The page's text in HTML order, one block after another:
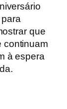
que
continuam
à espera